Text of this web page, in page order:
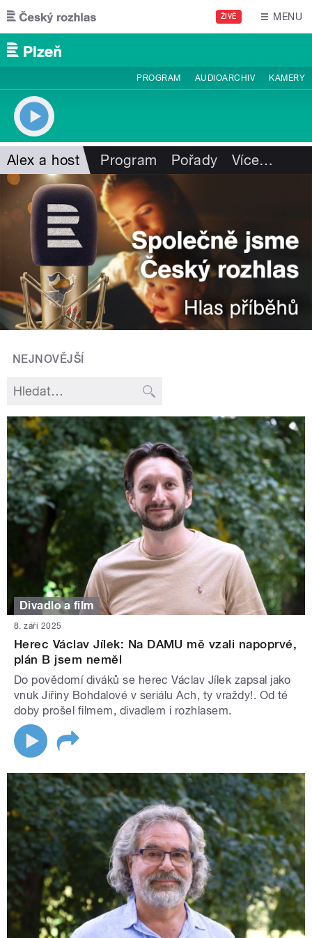
Přejít k hlavnímu obsahu
ŽIVĚ MENU
PROGRAM AUDIOARCHIV KAMERY
Alex a host Program Pořady Více…
NEJNOVĚJŠÍ
Divadlo a film
8. září 2025
Herec Václav Jílek: Na DAMU mě vzali napoprvé,
plán B jsem neměl
Do povědomí diváků se herec Václav Jílek zapsal jako
vnuk Jiřiny Bohdalové v seriálu Ach, ty vraždy!. Od té
doby prošel filmem, divadlem i rozhlasem.